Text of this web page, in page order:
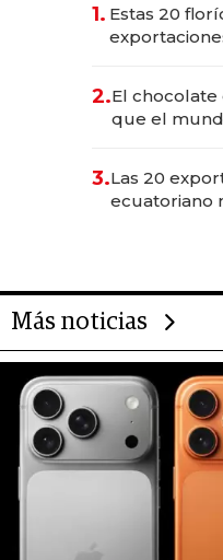
1. Estas 20
2.El
que el
3.Las 20
ecuatoriano
Más noticias